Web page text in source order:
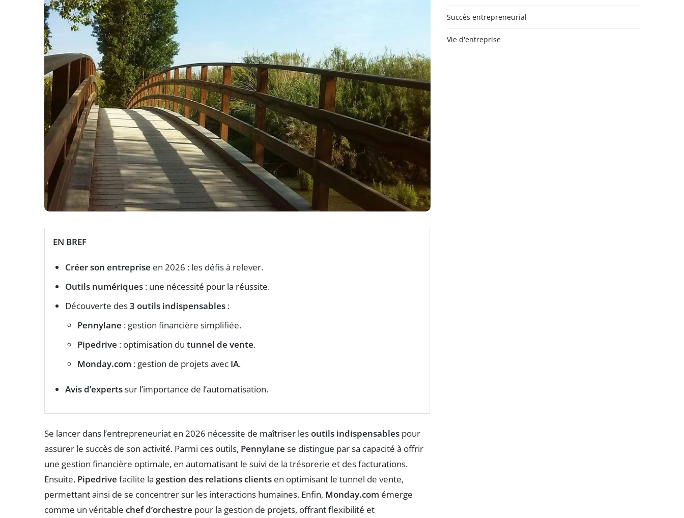
EN BREF
Créer son entreprise en 2026 : les défis à relever.
Outils numériques : une nécessité pour la réussite.
Découverte des3 outils indispensables :
Pennylane : gestion financière simplifiée.
Pipedrive : optimisation du tunnel de vente.
Monday.com : gestion de projets avec IA.
Avis d’expertssur l’importance de l’automatisation.
Se lancer dans l’entrepreneuriat en 2026 nécessite de maîtriser lesoutils indispensables pour
assurer le succès de son activité. Parmi ces outils, Pennylane se distingue par sa capacité à offrir
une gestion financière optimale, en automatisant le suivi de la trésorerie et des facturations.
Ensuite, Pipedrive facilite la gestion des relations clients en optimisant le tunnel de vente,
permettant ainsi de se concentrer sur les interactions humaines. Enfin, Monday.com émerge
comme un véritable chef d’orchestre pour la gestion de projets, offrant flexibilité et
Succès entrepreneurial
Vie d'entreprise